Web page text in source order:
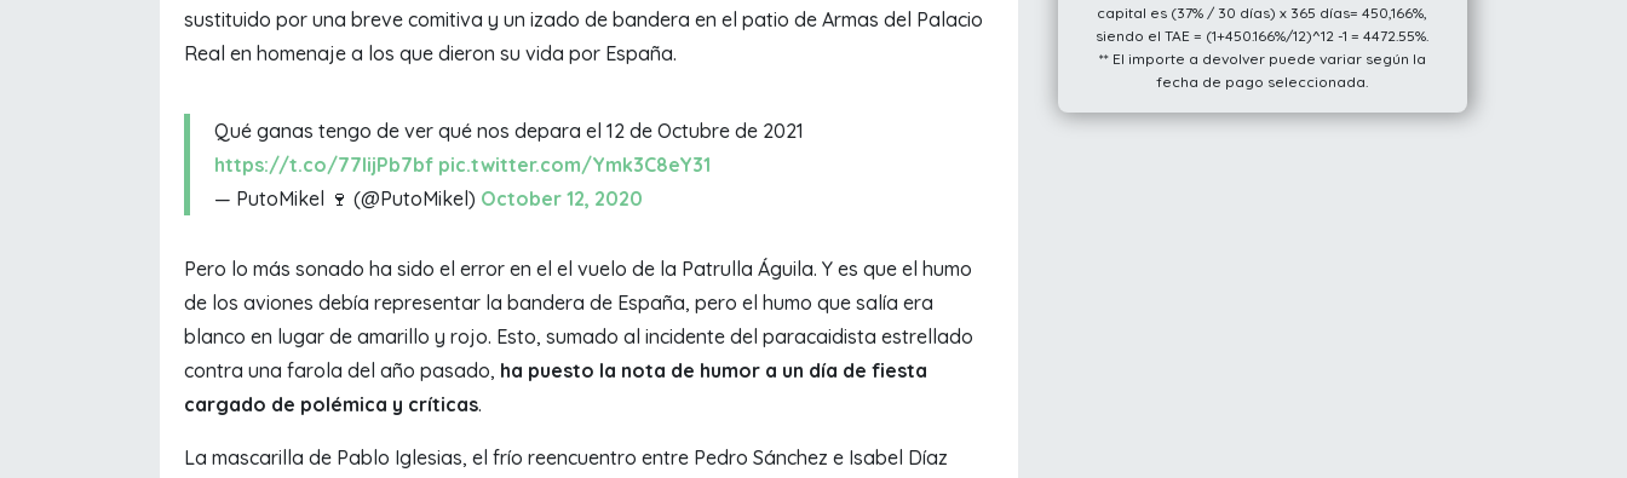
sustituido por una breve comitiva y un izado de bandera en el patio de Armas del Palacio
Real en homenaje a los que dieron su vida por España.
Qué ganas tengo de ver qué nos depara el 12 de Octubre de 2021
https://t.co/77lijPb7bf pic.twitter.com/Ymk3C8eY31
— PutoMikel 🍷 (@PutoMikel) October 12, 2020
Pero lo más sonado ha sido el error en el el vuelo de la Patrulla Águila. Y es que el humo
de los aviones debía representar la bandera de España, pero el humo que salía era
blanco en lugar de amarillo y rojo. Esto, sumado al incidente del paracaidista estrellado
contra una farola del año pasado, ha puesto la nota de humor a un día de fiesta
cargado de polémica y críticas.
La mascarilla de Pablo Iglesias, el frío reencuentro entre Pedro Sánchez e Isabel Díaz
capital es (37% / 30 días) x 365 días= 450,166%,
siendo el TAE = (1+450.166%/12)^12 -1 = 4472.55%.
** El importe a devolver puede variar según la
fecha de pago seleccionada.